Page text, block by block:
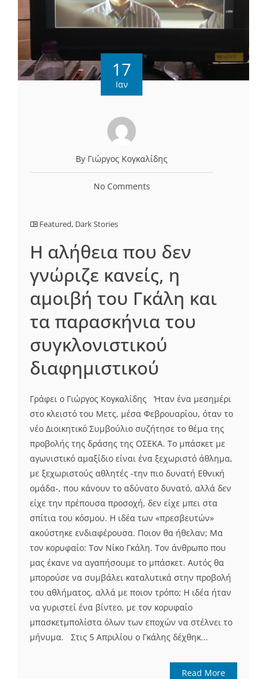
17
Ιαν
By Γιώργος Κογκαλίδης
No Comments
Featured, Dark Stories
Η αλήθεια που δεν
γνώριζε κανείς, η
αμοιβή του Γκάλη και
τα παρασκήνια του
συγκλονιστικού
διαφημιστικού
Γράφει ο Γιώργος Κογκαλίδης Ήταν ένα μεσημέρι
στο κλειστό του Μετς, μέσα Φεβρουαρίου, όταν το
νέο Διοικητικό Συμβούλιο συζήτησε το θέμα της
προβολής της δράσης της ΟΣΕΚΑ. Το μπάσκετ με
αγωνιστικό αμαξίδιο είναι ένα ξεχωριστό άθλημα,
με ξεχωριστούς αθλητές -την πιο δυνατή Εθνική
ομάδα-, που κάνουν το αδύνατο δυνατό, αλλά δεν
είχε την πρέπουσα προσοχή, δεν είχε μπει στα
σπίτια του κόσμου. Η ιδέα των «πρεσβευτών»
ακούστηκε ενδιαφέρουσα. Ποιον θα ήθελαν; Μα
τον κορυφαίο: Τον Νίκο Γκάλη. Τον άνθρωπο που
μας έκανε να αγαπήσουμε το μπάσκετ. Αυτός θα
μπορούσε να συμβάλει καταλυτικά στην προβολή
του αθλήματος, αλλά με ποιον τρόπο; Η ιδέα ήταν
να γυριστεί ένα βίντεο, με τον κορυφαίο
μπασκετμπολίστα όλων των εποχών να στέλνει το
μήνυμα. Στις 5 Απριλίου ο Γκάλης δέχθηκ...
Read More